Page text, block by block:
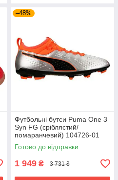
–48%
Футбольні бутси Puma One 3
Syn FG (сріблястий/
помаранчевий) 104726-01
Розмір EU: 46
Готово до відправки
1 949 ₴ 3 731 ₴